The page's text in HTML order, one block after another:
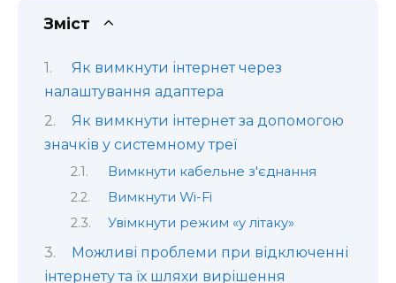
Зміст
Як вимкнути інтернет через
налаштування адаптера
Як вимкнути інтернет за допомогою
значків у системному треї
Вимкнути кабельне з'єднання
Вимкнути Wi-Fi
Увімкнути режим «у літаку»
Можливі проблеми при відключенні
інтернету та їх шляхи вирішення